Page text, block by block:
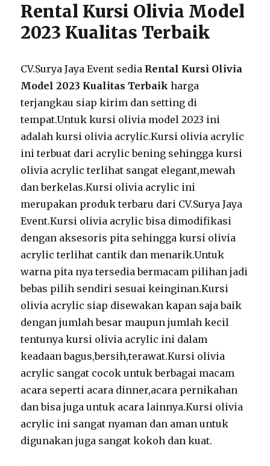
Rental Kursi Olivia Model
2023 Kualitas Terbaik
CV.Surya Jaya Event sedia Rental Kursi Olivia
Model 2023 Kualitas Terbaik harga
terjangkau siap kirim dan setting di
tempat.Untuk kursi olivia model 2023 ini
adalah kursi olivia acrylic.Kursi olivia acrylic
ini terbuat dari acrylic bening sehingga kursi
olivia acrylic terlihat sangat elegant,mewah
dan berkelas.Kursi olivia acrylic ini
merupakan produk terbaru dari CV.Surya Jaya
Event.Kursi olivia acrylic bisa dimodifikasi
dengan aksesoris pita sehingga kursi olivia
acrylic terlihat cantik dan menarik.Untuk
warna pita nya tersedia bermacam pilihan jadi
bebas pilih sendiri sesuai keinginan.Kursi
olivia acrylic siap disewakan kapan saja baik
dengan jumlah besar maupun jumlah kecil
tentunya kursi olivia acrylic ini dalam
keadaan bagus,bersih,terawat.Kursi olivia
acrylic sangat cocok untuk berbagai macam
acara seperti acara dinner,acara pernikahan
dan bisa juga untuk acara lainnya.Kursi olivia
acrylic ini sangat nyaman dan aman untuk
digunakan juga sangat kokoh dan kuat.